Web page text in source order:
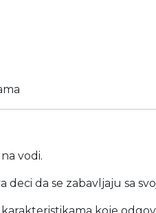
vodi.
deci da se zabavljaju sa
koje